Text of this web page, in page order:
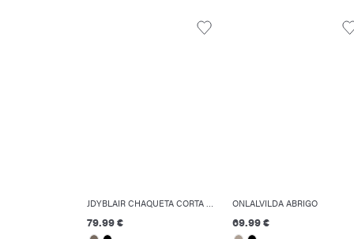
79.99 €
ONLALVILDA ABRIGO
69.99 €